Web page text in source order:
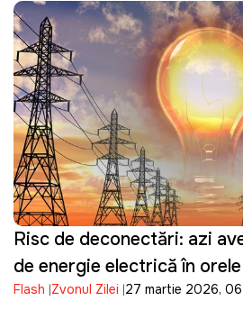
Risc de deconectări: azi
de energie electrică în
Flash Zvonul Zilei 27 martie 2026,